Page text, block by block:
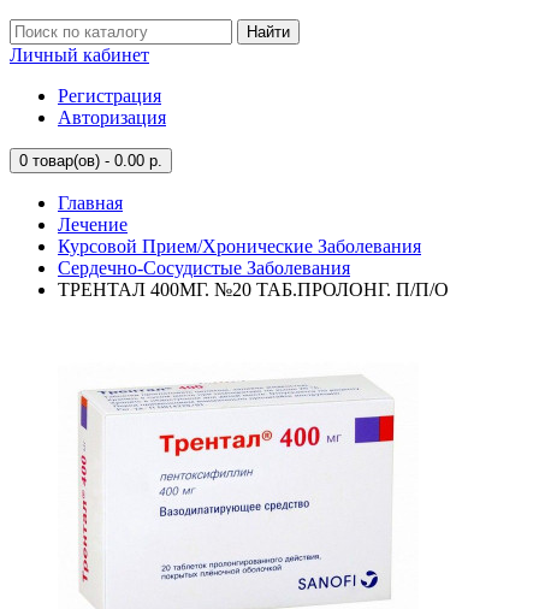
Найти
Личный кабинет
Регистрация
Авторизация
0 товар(ов) - 0.00 р.
Главная
Лечение
Курсовой Прием/Хронические Заболевания
Сердечно-Сосудистые Заболевания
ТРЕНТАЛ 400МГ. №20 ТАБ.ПРОЛОНГ. П/П/О